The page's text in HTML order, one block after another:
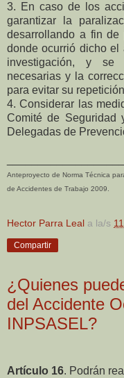
3. En caso de los
garantizar la
desarrollando a fin de
donde ocurrió dicho el
investigación, y se
necesarias y la
para evitar su
4. Considerar las
Comité de Seguridad
Delegadas de
Anteproyecto de Norma Técnica
de Accidentes de Trabajo 2009.
Hector Parra Leal a la/s
Compartir
¿Quienes
del Accidente
INPSASEL?
Artículo 16. Podrán